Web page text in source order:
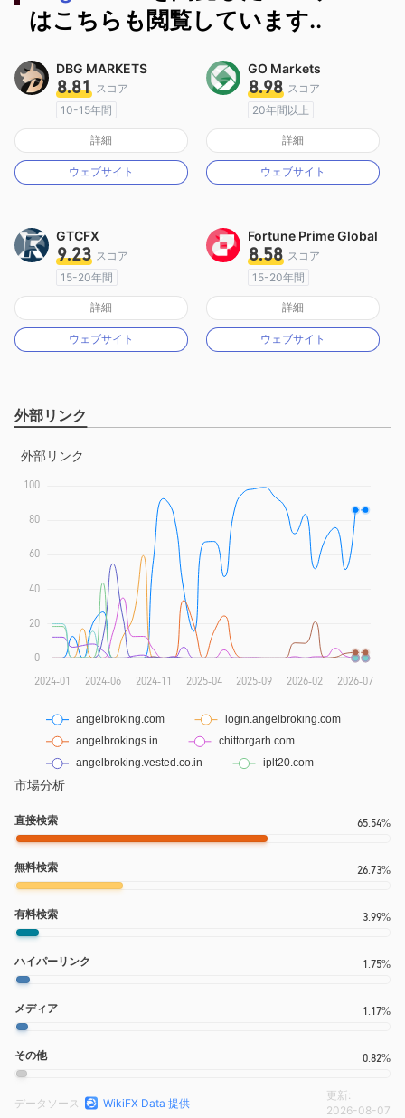
はこちらも閲覧しています..
DBG MARKETS
8.81 スコア
10-15年間
オーストラリア規制
マーケットメイキングライセンス（MM）
MT4フルライセンス
詳細
ウェブサイト
GO Markets
8.98 スコア
20年間以上
オーストラリア規制
マーケットメイキングライセンス（MM）
cTrader
詳細
ウェブサイト
GTCFX
9.23 スコア
15-20年間
イギリス規制
マーケットメイキングライセンス（MM）
MT4フルライセンス
詳細
ウェブサイト
Fortune Prime Global
8.58 スコア
15-20年間
オーストラリア規制
マーケットメイキングライセンス（MM）
MT4フルライセンス
詳細
ウェブサイト
外部リンク
市場分析
直接検索 65.54%
無料検索 26.73%
有料検索 3.99%
ハイパーリンク 1.75%
メディア 1.17%
その他 0.82%
データソース WikiFX Data 提供
更新:
2026-08-07